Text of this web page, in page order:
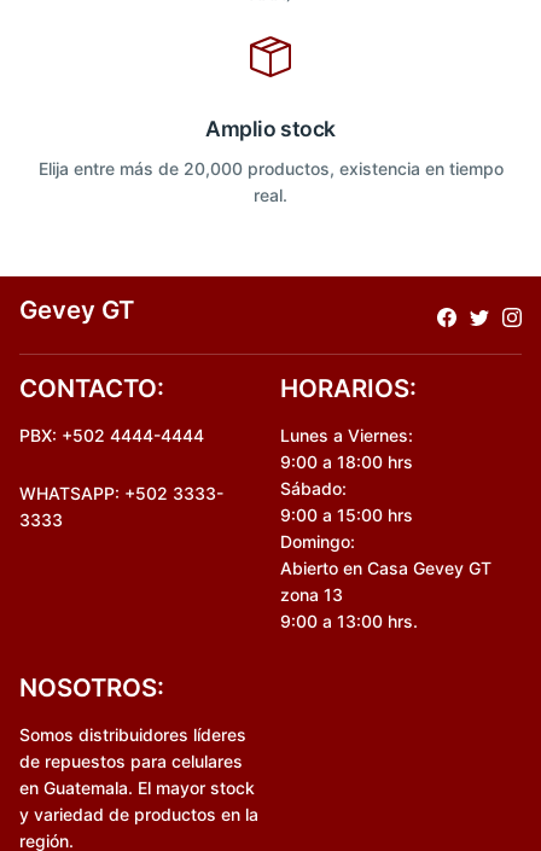
Amplio stock
Elija entre más de 20,000 productos, existencia en tiempo
real.
Gevey GT
CONTACTO:
PBX: +502 4444-4444
WHATSAPP: +502 3333-
3333
HORARIOS:
Lunes a Viernes:
9:00 a 18:00 hrs
Sábado:
9:00 a 15:00 hrs
Domingo:
Abierto en Casa Gevey GT
zona 13
9:00 a 13:00 hrs.
NOSOTROS:
Somos distribuidores líderes
de repuestos para celulares
en Guatemala. El mayor stock
y variedad de productos en la
región.